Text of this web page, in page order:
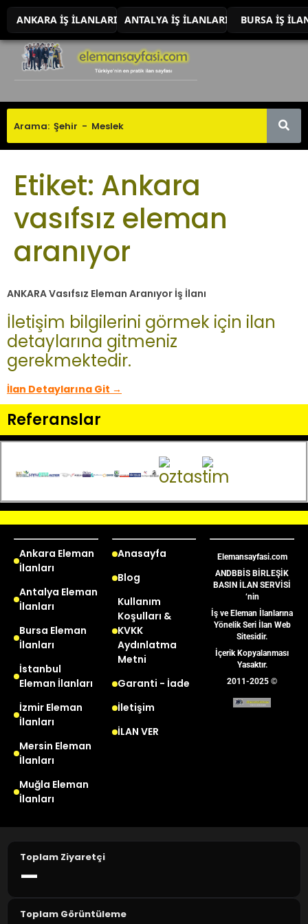
ANKARA İŞ İLANLARI ANTALYA İŞ İLANLARI BURSA İŞ
Etiket: Ankara
vasıfsız eleman
aranıyor
ANKARA Vasıfsız Eleman Aranıyor İş İlanı
İletişim bilgilerini görmek için ilan
detaylarına gitmeniz
gerekmektedir.
İlan Detaylarına Git →
Referanslar
Ankara Eleman
İlanları
Antalya Eleman
İlanları
Bursa Eleman
İlanları
İstanbul
Eleman İlanları
İzmir Eleman
İlanları
Mersin Eleman
İlanları
Muğla Eleman
İlanları
Anasayfa
Blog
Kullanım
Koşulları &
KVKK
Aydınlatma
Metni
Garanti - İade
İletişim
İLAN VER
Elemansayfasi.com
ANDBBİS BİRLEŞİK
BASIN İLAN SERVİSİ
‘nin
İş ve Eleman İlanlarına
Yönelik Seri İlan Web
Sitesidir.
İçerik Kopyalanması
Yasaktır.
2011-2025 ©
Toplam Ziyaretçi
—
Toplam Görüntüleme